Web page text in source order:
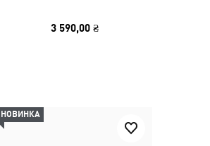
3 590,00 ₴
НОВИНКА